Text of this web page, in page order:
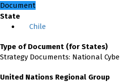
Document
State
Chile
Type of Document (for States)
Strategy Documents: National
United Nations Regional Group